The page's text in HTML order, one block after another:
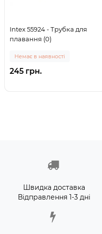
Intex 55924 - Трубка для
плавання (0)
Немає в наявності
245 грн.
Швидка доставка
Відправлення 1-3 дні